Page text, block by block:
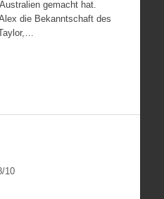
gemacht hat.
die Bekanntschaft des
/10